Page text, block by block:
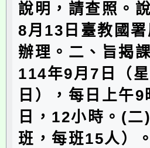
說明，請查照。
8月13日臺教國
辦理。二、旨揭
114年9月7日（
日），每日上午
日，12小時。(
班，每班15人）